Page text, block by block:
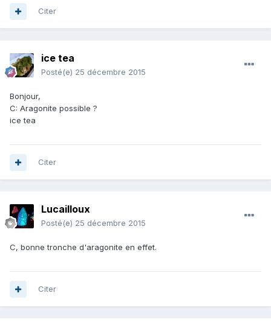
Citer
ice tea
Posté(e) 25 décembre 2015
Bonjour,
C: Aragonite possible ?
ice tea
Citer
Lucailloux
Posté(e) 25 décembre 2015
C, bonne tronche d'aragonite en effet.
Citer